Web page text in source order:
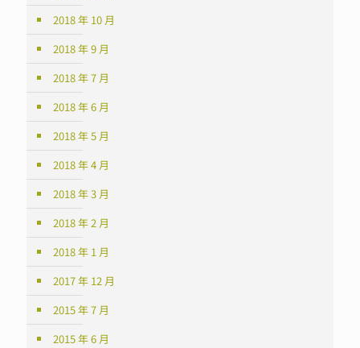
2018 年 10 月
2018 年 9 月
2018 年 7 月
2018 年 6 月
2018 年 5 月
2018 年 4 月
2018 年 3 月
2018 年 2 月
2018 年 1 月
2017 年 12 月
2015 年 7 月
2015 年 6 月